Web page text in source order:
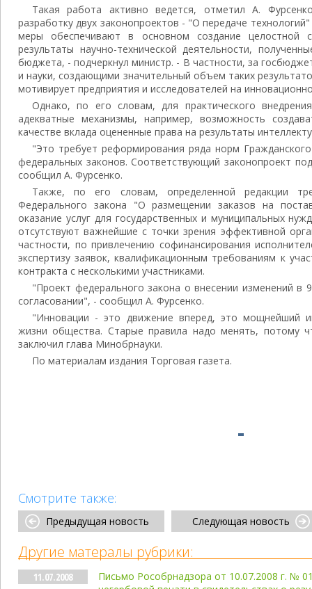
Такая работа активно ведется, отметил А.
разработку двух законопроектов - "О передаче
меры обеспечивают в основном создание целостной
результаты научно-технической деятельности,
бюджета, - подчеркнул министр. - В частности, за
и науки, создающими значительный объем таких
мотивирует предприятия и исследователей на
Однако, по его словам, для практического
адекватные механизмы, например, возможность
качестве вклада оцененные права на результаты
"Это требует реформирования ряда норм
федеральных законов. Соответствующий законопроект
сообщил А. Фурсенко.
Также, по его словам, определенной редакции
Федерального закона "О размещении заказов на
оказание услуг для государственных и муниципальных
отсутствуют важнейшие с точки зрения эффективной
частности, по привлечению софинансирования
экспертизу заявок, квалификационным требованиям к
контракта с несколькими участниками.
"Проект федерального закона о внесении изменений в
согласовании", - сообщил А. Фурсенко.
"Инновации - это движение вперед, это мощнейший
жизни общества. Старые правила надо менять, потому
заключил глава Минобрнауки.
По материалам издания Торговая газета.
Смотрите также:
Предыдущая новость Следующая новость
Другие матералы рубрики:
11.07.2008
Письмо Рособрнадзора от 10.07.2008 г. №